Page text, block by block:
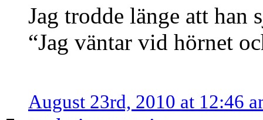
Jag trodde länge att han
“Jag väntar vid hörnet
August 23rd, 2010 at 12:46